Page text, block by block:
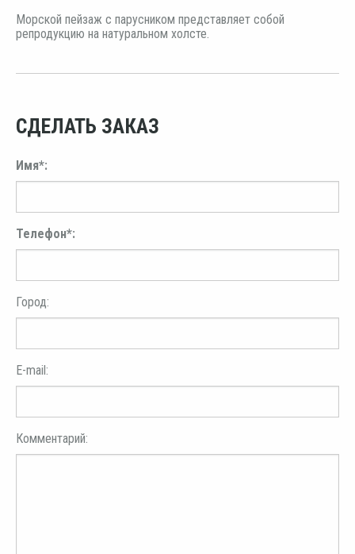
Морской пейзаж с парусником представляет собой
репродукцию на натуральном холсте.
СДЕЛАТЬ ЗАКАЗ
Имя*:
Телефон*:
Город:
E-mail:
Комментарий: